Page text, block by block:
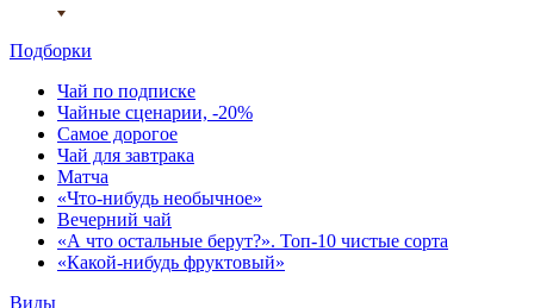
Подборки
Чай по подписке
Чайные сценарии, -20%
Самое дорогое
Чай для завтрака
Матча
«Что-нибудь необычное»
Вечерний чай
«А что остальные берут?». Топ-10 чистые сорта
«Какой-нибудь фруктовый»
Виды